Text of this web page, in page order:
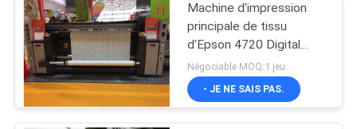
Machine d'impression
principale de tissu
d'Epson 4720 Digital
automatique pour la
tente et le tissu de
parapluie de drapeau
Négociable MOQ:1 jeu
- JE NE SAIS PAS.